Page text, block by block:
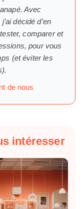
Avec
j’ai décidé d’en
comparer et
pour vous
(et éviter les
de nous
intéresser